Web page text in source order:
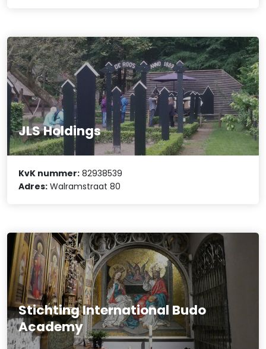
JLS Holdings
KvK nummer: 82938539
Adres: Walramstraat 80
Stichting International Budo
Academy